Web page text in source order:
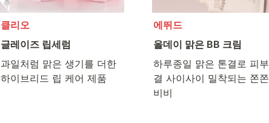
클리오
글레이즈 립세럼
과일처럼 맑은 생기를 더한
하이브리드 립 케어 제품
에뛰드
올데이 맑은 BB 크림
하루종일 맑은 톤결로 피부
결 사이사이 밀착되는 쫀쫀
비비